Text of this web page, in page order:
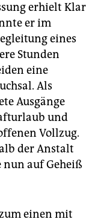
erhielt Klar
er im
eines
Stunden
eine
Als
Ausgänge
und
Vollzug.
der Anstalt
nun auf Geheiß
einen mit